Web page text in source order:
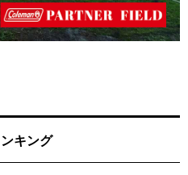
キング